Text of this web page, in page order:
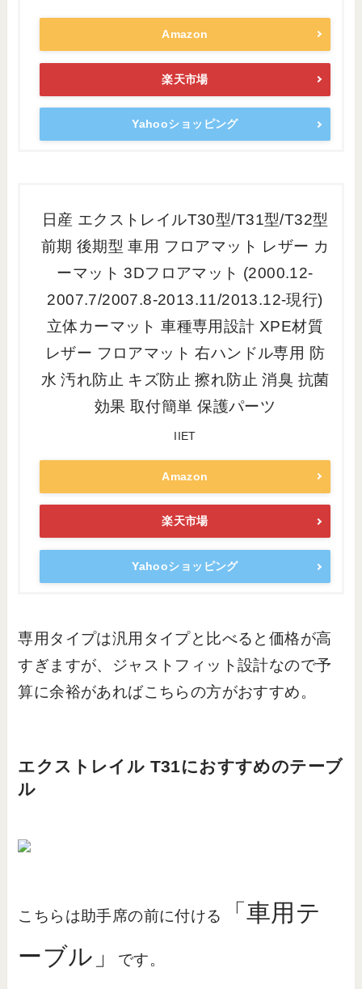
Amazon
楽天市場
Yahooショッピング
日産 エクストレイルT30型/T31型/T32型
前期 後期型 車用 フロアマット レザー カ
ーマット 3Dフロアマット (2000.12-
2007.7/2007.8-2013.11/2013.12-現行)
立体カーマット 車種専用設計 XPE材質
レザー フロアマット 右ハンドル専用 防
水 汚れ防止 キズ防止 擦れ防止 消臭 抗菌
効果 取付簡単 保護パーツ
IIET
Amazon
楽天市場
Yahooショッピング
専用タイプは汎用タイプと比べると価格が高
すぎますが、ジャストフィット設計なので予
算に余裕があればこちらの方がおすすめ。
エクストレイル T31におすすめのテーブ
ル
こちらは助手席の前に付ける
「車用テ
ーブル」
です。